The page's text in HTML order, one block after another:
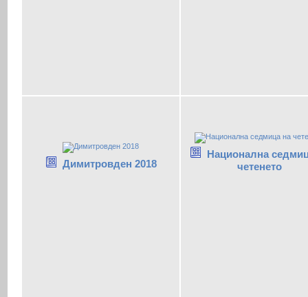
Димитровден 2018
Национална
четенето